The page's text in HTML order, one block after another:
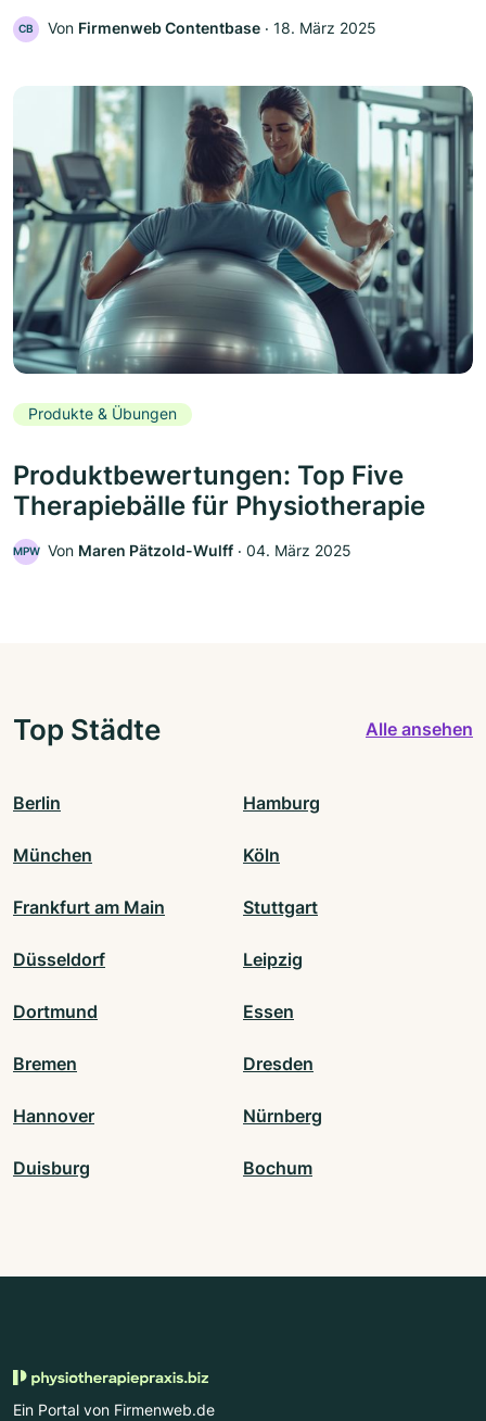
CB Von Firmenweb Contentbase ‧ 18. März 2025
Produkte & Übungen
Produktbewertungen: Top Five
Therapiebälle für Physiotherapie
MPW Von Maren Pätzold-Wulff ‧ 04. März 2025
Top Städte Alle ansehen
Berlin Hamburg
München Köln
Frankfurt am Main Stuttgart
Düsseldorf Leipzig
Dortmund Essen
Bremen Dresden
Hannover Nürnberg
Duisburg Bochum
Ein Portal von Firmenweb.de